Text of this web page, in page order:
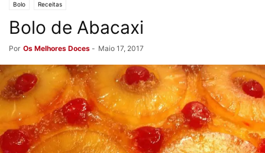
Bolo Receitas
Bolo de Abacaxi
Por Os Melhores Doces - Maio 17, 2017